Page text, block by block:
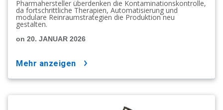
Pharmahersteller überdenken die Kontaminationskontrolle,
da fortschrittliche Therapien, Automatisierung und
modulare Reinraumstrategien die Produktion neu
gestalten.
on 20. JANUAR 2026
mehr anzeigen